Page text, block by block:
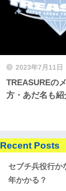
2023年7月11日
TREASUREの
方・あだ名も紹
Recent Posts
セブチ兵役行か
年かかる？